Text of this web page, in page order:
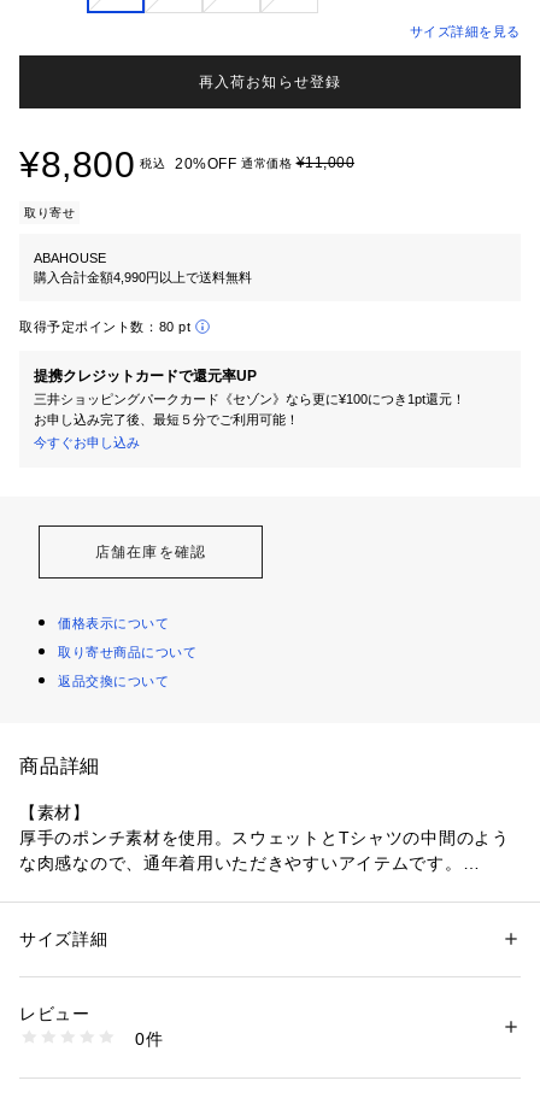
サイズ詳細を見る
再入荷お知らせ登録
¥8,800 税込 20%OFF 通常価格¥11,000
取り寄せ
ABAHOUSE
購入合計金額4,990円以上で送料無料
取得予定ポイント数： 80 pt
提携クレジットカードで還元率UP
三井ショッピングパークカード《セゾン》なら更に¥100につき1pt還元！
お申し込み完了後、最短５分でご利用可能！
今すぐお申し込み
店舗在庫を確認
価格表示について
取り寄せ商品について
返品交換について
商品詳細
【素材】
厚手のポンチ素材を使用。スウェットとTシャツの中間のよう
な肉感なので、通年着用いただきやすいアイテムです。
裾にかけて斜めに入ったジップデザインが特徴的。ジップは金
バックにはリフレクター(反射素材)をプラスしており、アクセ
ントになっています。
性別：メンズ
素材：コットン75% ポリエステル25%
洗濯：手洗い可
※詳しい洗濯方法については、商品の品質表示タグをご覧ください
02416020001 （ショップ）
サイズ詳細
レビュー
0件